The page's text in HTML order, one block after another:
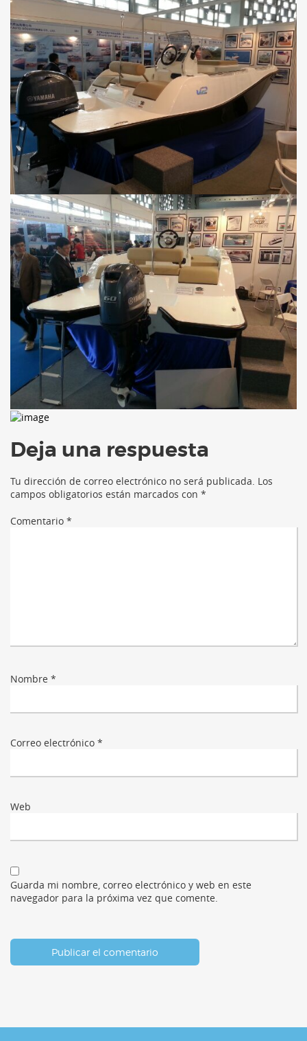
Deja una respuesta
Tu dirección de correo electrónico no será publicada. Los
campos obligatorios están marcados con *
Comentario *
Nombre *
Correo electrónico *
Web
Guarda mi nombre, correo electrónico y web en este
navegador para la próxima vez que comente.